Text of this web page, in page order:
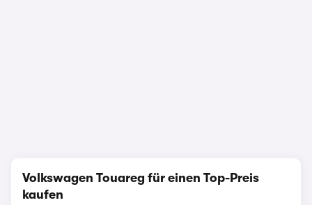
Volkswagen Touareg für einen Top-Preis
kaufen